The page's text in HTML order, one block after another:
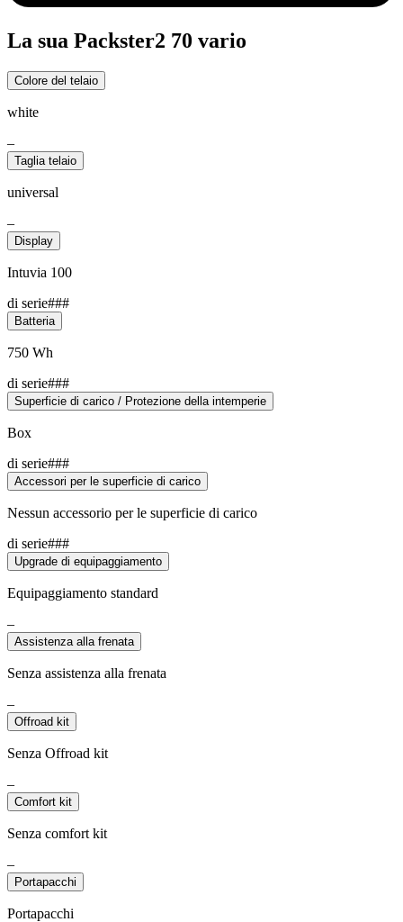
La sua Packster2 70 vario
Colore del telaio
white
–
Taglia telaio
universal
–
Display
Intuvia 100
di serie###
Batteria
750 Wh
di serie###
Superficie di carico / Protezione della intemperie
Box
di serie###
Accessori per le superficie di carico
Nessun accessorio per le superficie di carico
di serie###
Upgrade di equipaggiamento
Equipaggiamento standard
–
Assistenza alla frenata
Senza assistenza alla frenata
–
Offroad kit
Senza Offroad kit
–
Comfort kit
Senza comfort kit
–
Portapacchi
Portapacchi